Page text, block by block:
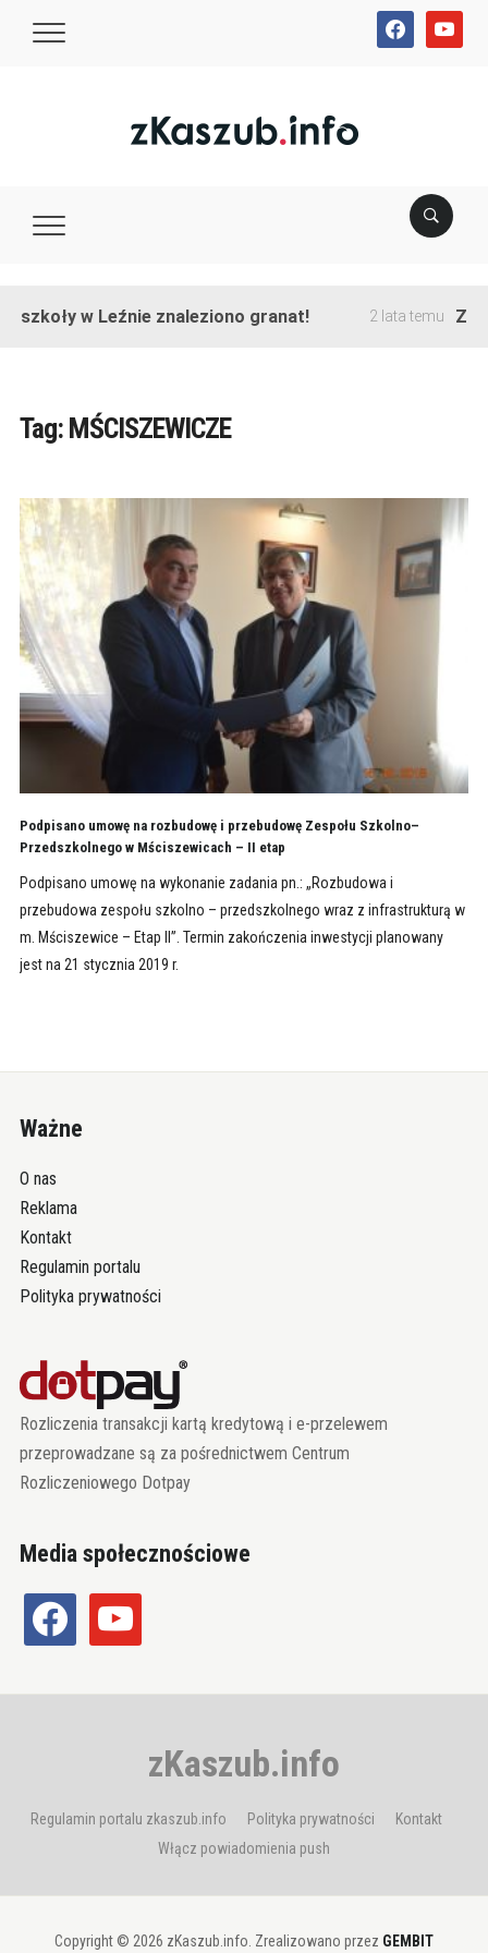
facebookyoutube
szkoły w Leźnie znaleziono granat! 2 lata temu
Tag: MŚCISZEWICZE
Podpisano umowę na rozbudowę i przebudowę Zespołu Szkolno–
Przedszkolnego w Mściszewicach – II etap
Podpisano umowę na wykonanie zadania pn.: „Rozbudowa i
przebudowa zespołu szkolno – przedszkolnego wraz z infrastrukturą w
m. Mściszewice – Etap II”. Termin zakończenia inwestycji planowany
jest na 21 stycznia 2019 r.
Ważne
O nas
Reklama
Kontakt
Regulamin portalu
Polityka prywatności
Rozliczenia transakcji kartą kredytową i e-przelewem
przeprowadzane są za pośrednictwem Centrum
Rozliczeniowego Dotpay
Media społecznościowe
facebook youtube
zKaszub.info
Regulamin portalu zkaszub.info Polityka prywatności
Kontakt
Włącz powiadomienia push
Copyright © 2026 zKaszub.info. Zrealizowano przez GEMBIT